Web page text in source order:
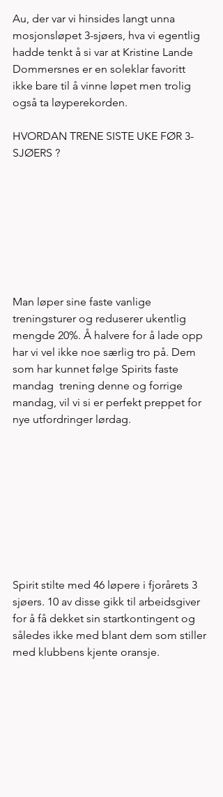
Au, der var vi hinsides langt unna
mosjonsløpet 3-sjøers, hva vi egentlig
hadde tenkt å si var at Kristine Lande
Dommersnes er en soleklar favoritt
ikke bare til å vinne løpet men trolig
også ta løyperekorden.
HVORDAN TRENE SISTE UKE FØR 3-
SJØERS ?
Man løper sine faste vanlige
treningsturer og reduserer ukentlig
mengde 20%. Å halvere for å lade opp
har vi vel ikke noe særlig tro på. Dem
som har kunnet følge Spirits faste
mandag  trening denne og forrige
mandag, vil vi si er perfekt preppet for
nye utfordringer lørdag.
Spirit stilte med 46 løpere i fjorårets 3
sjøers. 10 av disse gikk til arbeidsgiver
for å få dekket sin startkontingent og
således ikke med blant dem som stiller
med klubbens kjente oransje.